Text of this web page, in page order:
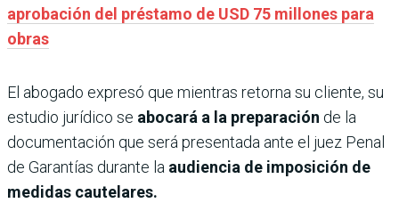
aprobación del préstamo de USD 75 millones para
obras
El abogado expresó que mientras retorna su cliente, su
estudio jurídico se abocará a la preparación de la
documentación que será presentada ante el juez Penal
de Garantías durante la audiencia de imposición de
medidas cautelares.